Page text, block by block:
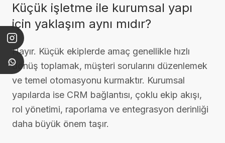
Küçük işletme ile kurumsal yapı
için yaklaşım aynı mıdır?
Hayır. Küçük ekiplerde amaç genellikle hızlı
dönüş toplamak, müşteri sorularını düzenlemek
ve temel otomasyonu kurmaktır. Kurumsal
yapılarda ise CRM bağlantısı, çoklu ekip akışı,
rol yönetimi, raporlama ve entegrasyon derinliği
daha büyük önem taşır.